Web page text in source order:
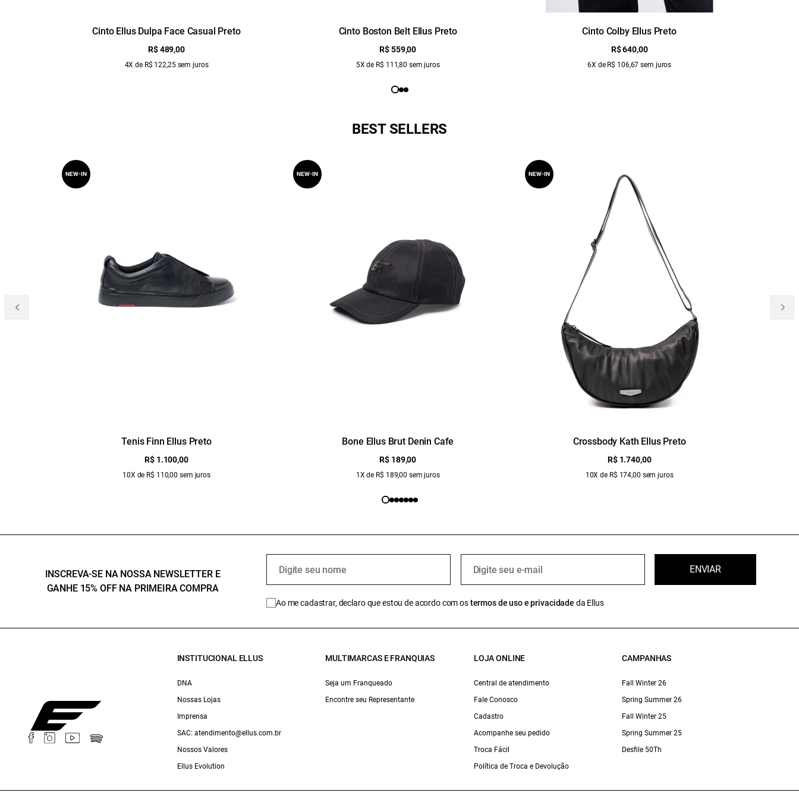
Cinto Ellus Dulpa Face Casual Preto
R$ 489,00
4X de R$ 122,25 sem juros
Cinto Boston Belt Ellus Preto
R$ 559,00
5X de R$ 111,80 sem juros
Cinto Colby Ellus Preto
R$ 640,00
6X de R$ 106,67 sem juros
BEST SELLERS
Tenis Finn Ellus Preto
R$ 1.100,00
10X de R$ 110,00 sem juros
NEW-IN
Bone Ellus Brut Denin Cafe
R$ 189,00
1X de R$ 189,00 sem juros
NEW-IN
Crossbody Kath Ellus Preto
R$ 1.740,00
10X de R$ 174,00 sem juros
NEW-IN
INSCREVA-SE NA NOSSA NEWSLETTER E
GANHE 15% OFF NA PRIMEIRA COMPRA
ENVIAR
Ao me cadastrar, declaro que estou de acordo com ostermos de uso e privacidade da Ellus
INSTITUCIONAL ELLUS
DNA
Nossas Lojas
Imprensa
SAC: atendimento@ellus.com.br
Nossos Valores
Ellus Evolution
MULTIMARCAS E FRANQUIAS
Seja um Franqueado
Encontre seu Representante
LOJA ONLINE
Central de atendimento
Fale Conosco
Cadastro
Acompanhe seu pedido
Troca Fácil
Política de Troca e Devolução
CAMPANHAS
Fall Winter 26
Spring Summer 26
Fall Winter 25
Spring Summer 25
Desfile 50Th